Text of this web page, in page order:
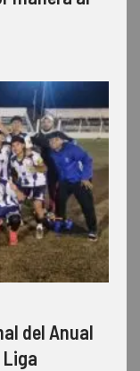
del Anual